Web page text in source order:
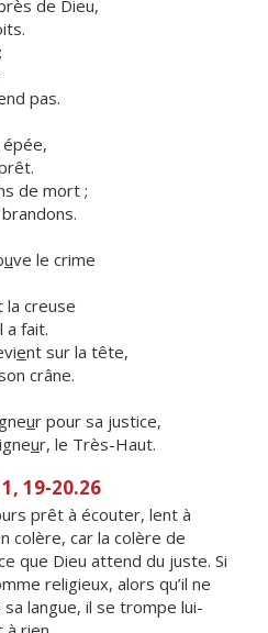
de Dieu,
pas.
de mort ;
uve le crime
la creuse
a fait.
ent sur la tête,
crâne.
ur pour sa justice,
ur, le Très-Haut.
1, 19-20.26
prêt à écouter, lent à
colère, car la colère de
que Dieu attend du juste. Si
religieux, alors qu’il ne
langue, il se trompe lui-